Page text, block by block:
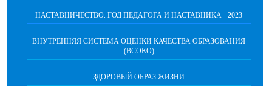
НАСТАВНИЧЕСТВО. ГОД ПЕДАГОГА И НАСТАВНИКА - 2023
ВНУТРЕННЯЯ СИСТЕМА ОЦЕНКИ КАЧЕСТВА ОБРАЗОВАНИЯ
(ВСОКО)
ЗДОРОВЫЙ ОБРАЗ ЖИЗНИ